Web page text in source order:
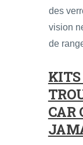
des
vision
de
KITS
CAR